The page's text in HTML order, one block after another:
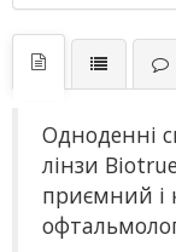
Одноденні
лінзи
приємний і